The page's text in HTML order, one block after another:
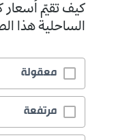
كيف تقيّم أسعار
الساحلية هذا
معقولة
مرتفعة